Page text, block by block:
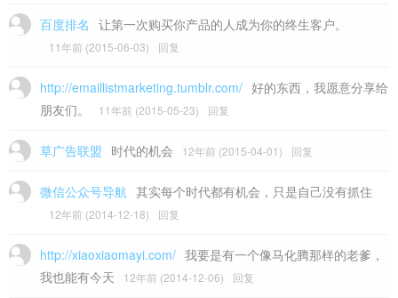
百度排名 让第一次购买你产品的人成为你的终生客户。
11年前 (2015-06-03) 回复
http://emaillistmarketing.tumblr.com/ 好的东西，我愿意分享给
朋友们。
11年前 (2015-05-23) 回复
草广告联盟 时代的机会 12年前 (2015-04-01) 回复
微信公众号导航 其实每个时代都有机会，只是自己没有抓住
12年前 (2014-12-18) 回复
http://xiaoxiaomayi.com/ 我要是有一个像马化腾那样的老爹，
我也能有今天
12年前 (2014-12-06) 回复